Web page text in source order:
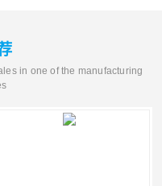
in one of the manufacturing